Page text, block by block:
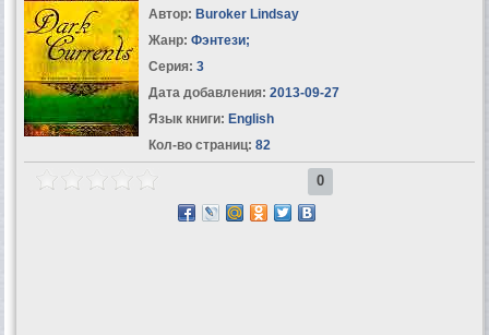
Автор: Buroker Lindsay
Жанр: Фэнтези;
Серия: 3
Дата добавления: 2013-09-27
Язык книги: English
Кол-во страниц: 82
0